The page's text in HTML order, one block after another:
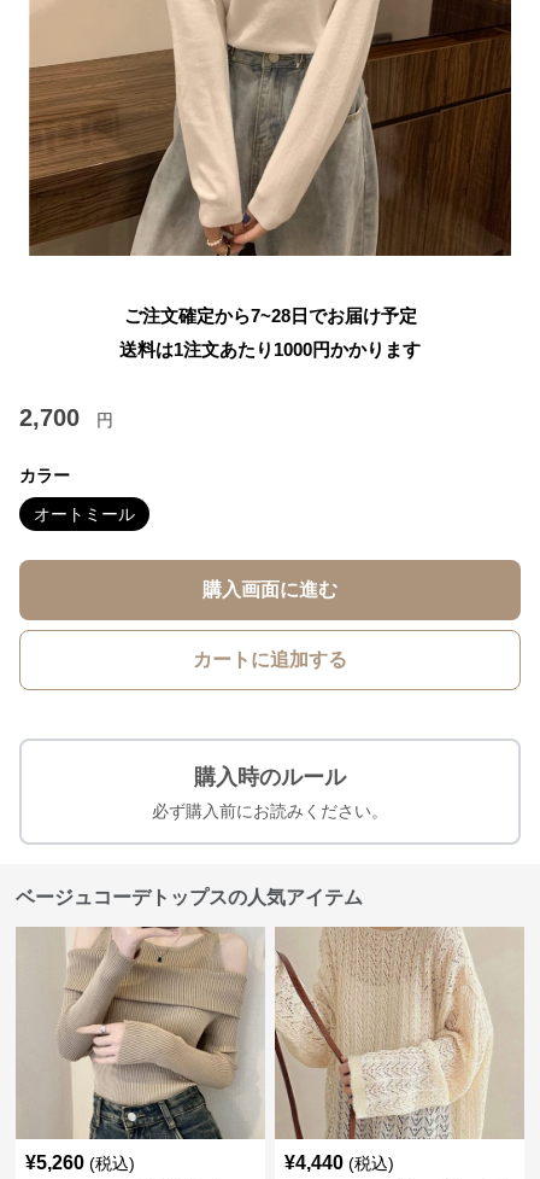
ご注文確定から7~28日でお届け予定
送料は1注文あたり 1000円かかります
2,700 円
カラー
オートミール
購入画面に進む
カートに追加する
購入時のルール
必ず購入前にお読みください。
ベージュコーデトップスの人気アイテム
¥5,260 (税込) ¥4,440 (税込)